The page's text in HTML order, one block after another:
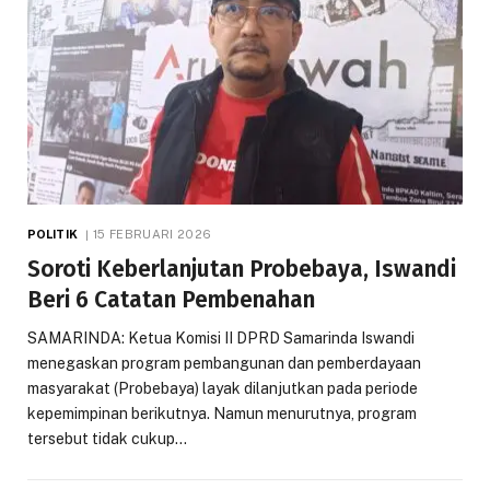
POLITIK 15 FEBRUARI 2026
Soroti Keberlanjutan Probebaya, Iswandi
Beri 6 Catatan Pembenahan
SAMARINDA: Ketua Komisi II DPRD Samarinda Iswandi
menegaskan program pembangunan dan pemberdayaan
masyarakat (Probebaya) layak dilanjutkan pada periode
kepemimpinan berikutnya. Namun menurutnya, program
tersebut tidak cukup…